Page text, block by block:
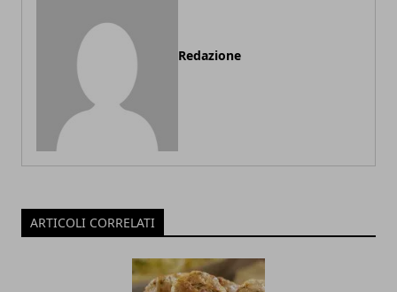
Redazione
ARTICOLI CORRELATI